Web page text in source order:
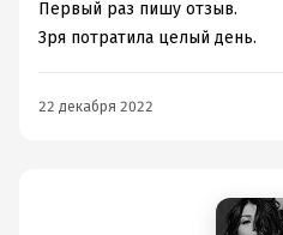
Первый раз пишу отзыв.
Зря потратила целый день.
22 декабря 2022